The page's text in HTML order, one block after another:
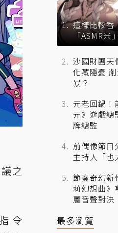
之
令
這樣比較香
「ASMR米
沙國財團天
化藏隱憂
暴？
元老回鍋！
元》遊戲
牌總監
前偶像節目
主持人「也
節奏奇幻
莉幻想曲》
麗音聲對決
最多瀏覽